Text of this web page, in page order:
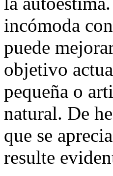
incómoda
puede
objetivo
pequeña o
natural. De
que se
resulte